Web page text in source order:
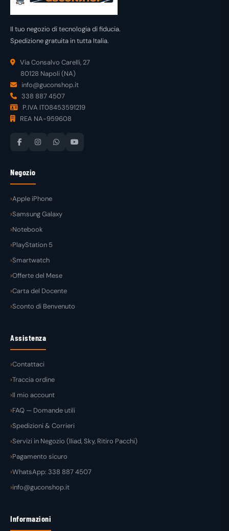
Il tuo negozio di tecnologia di fiducia.
Spedizione gratuita in tutta Italia.
Via Consalvo Carelli, 27
80128 Napoli (NA)
info@guconshop.it
338 887 4507
P.IVA IT08453591219
REA NA-959608
Negozio
Apple iPhone
Samsung Galaxy
Notebook
PlayStation 5
Smartwatch
Offerte del Mese
Carta del Docente
Sconto di Benvenuto
Assistenza
Contattaci
Traccia ordine
Il mio account
FAQ — Domande utili
Spedizioni & Corrieri
Servizi in Negozio (Iliad, Sky, Ritiro Pacchi)
Pagamento sicuro
WhatsApp: 338 887 4507
info@guconshop.it
Informazioni